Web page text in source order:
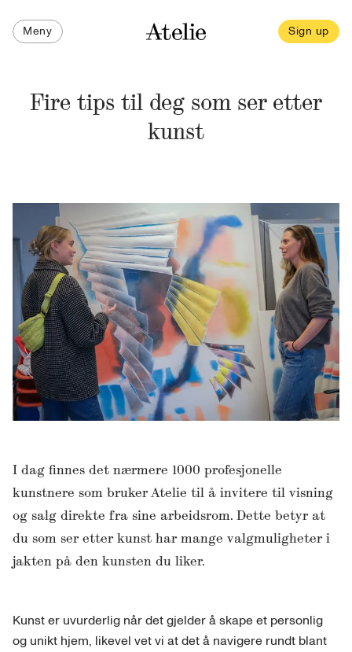
Meny Sign up
Fire tips til deg som ser etter
kunst
I dag finnes det nærmere 1000 profesjonelle
kunstnere som bruker Atelie til å invitere til visning
og salg direkte fra sine arbeidsrom. Dette betyr at
du som ser etter kunst har mange valgmuligheter i
jakten på den kunsten du liker.
Kunst er uvurderlig når det gjelder å skape et personlig
og unikt hjem, likevel vet vi at det å navigere rundt blant